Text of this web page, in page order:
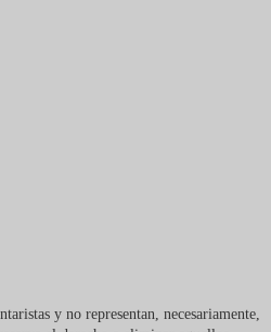
y no representan, necesariamente,